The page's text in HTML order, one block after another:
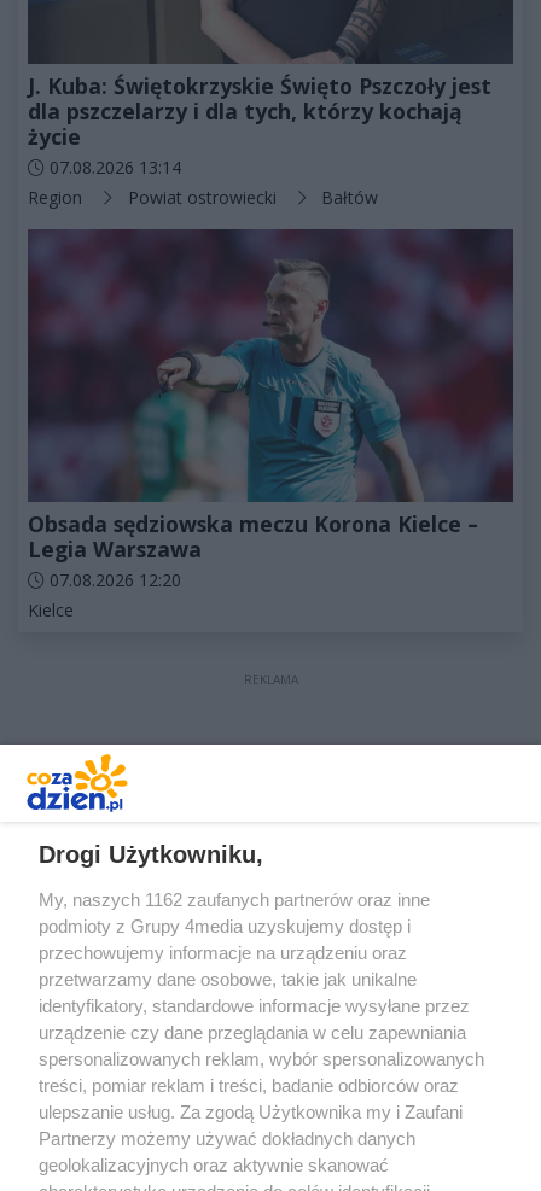
J. Kuba: Świętokrzyskie Święto Pszczoły jest
dla pszczelarzy i dla tych, którzy kochają
życie
Data dodania artykułu:
07.08.2026 13:14
Kategorie artykułu:
Region Powiat ostrowiecki Bałtów
Obsada sędziowska meczu Korona Kielce –
Legia Warszawa
Data dodania artykułu:
07.08.2026 12:20
Kategorie artykułu:
Kielce
REKLAMA
Prywatność Reklama Redakcja Praca Kielce
Drogi Użytkowniku,
My, naszych 1162 zaufanych partnerów oraz inne
podmioty z Grupy 4media uzyskujemy dostęp i
przechowujemy informacje na urządzeniu oraz
przetwarzamy dane osobowe, takie jak unikalne
identyfikatory, standardowe informacje wysyłane przez
urządzenie czy dane przeglądania w celu zapewniania
spersonalizowanych reklam, wybór spersonalizowanych
treści, pomiar reklam i treści, badanie odbiorców oraz
ulepszanie usług. Za zgodą Użytkownika my i Zaufani
Partnerzy możemy używać dokładnych danych
geolokalizacyjnych oraz aktywnie skanować